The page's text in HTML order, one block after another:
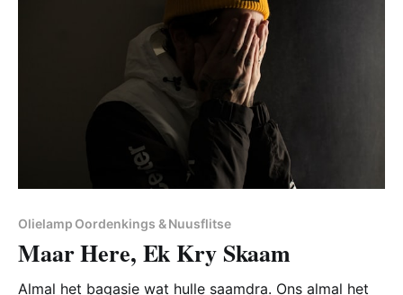
Olielamp Oordenkings & Nuusflitse
Maar Here, Ek Kry Skaam
Almal het bagasie wat hulle saamdra. Ons almal het